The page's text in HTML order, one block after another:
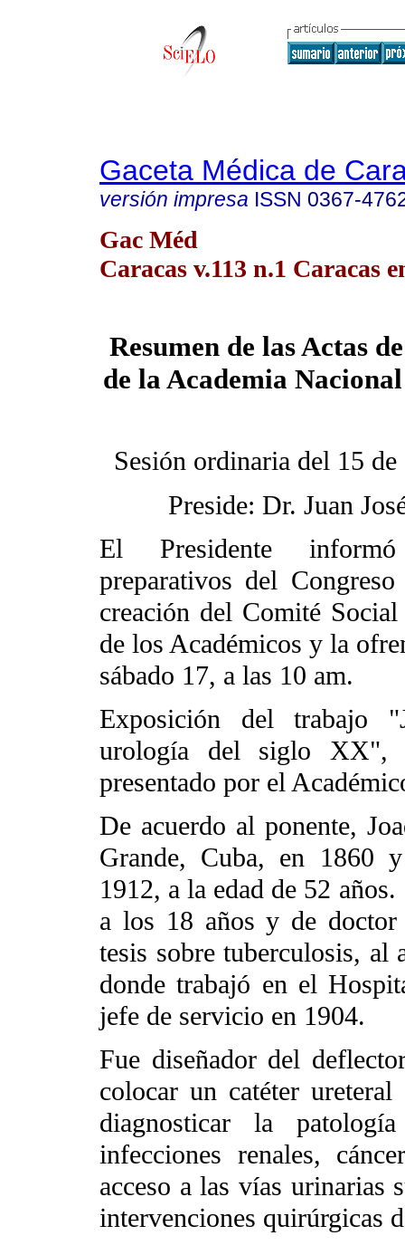
Gaceta Médica de
versión impresa ISSN 0367-
Gac Méd
Caracas v.113 n.1 Caracas
Resumen de las Actas
de la Academia
Sesión ordinaria del 15
Preside: Dr. Juan
El Presidente
preparativos del
creación del Comité
de los Académicos y la
sábado 17, a las 10 am.
Exposición del trabajo
urología del siglo XX",
presentado por el
De acuerdo al ponente,
Grande, Cuba, en 1860
1912, a la edad de 52
a los 18 años y de
tesis sobre tuberculosis, al
donde trabajó en el
jefe de servicio en 1904.
Fue diseñador del
colocar un catéter
diagnosticar la
infecciones renales,
acceso a las vías urinarias
intervenciones quirúrgicas